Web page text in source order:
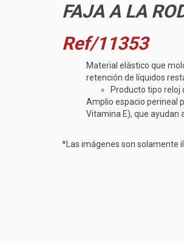
FAJA A LA
Ref/11353
Material elástico que
retención de líquidos
Producto tipo reloj
Amplio espacio perineal
Vitamina E), que ayudan
*Las imágenes son solamente